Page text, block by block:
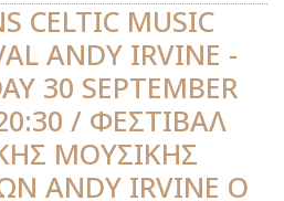
CELTIC MUSIC
ANDY IRVINE -
30 SEPTEMBER
/ ΦΕΣΤΙΒΑΛ
ΜΟΥΣΙΚΗΣ
ANDY IRVINE Ο